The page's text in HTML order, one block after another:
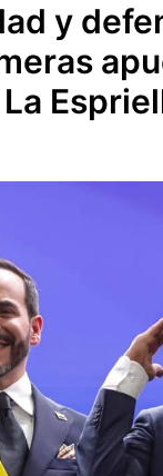
y